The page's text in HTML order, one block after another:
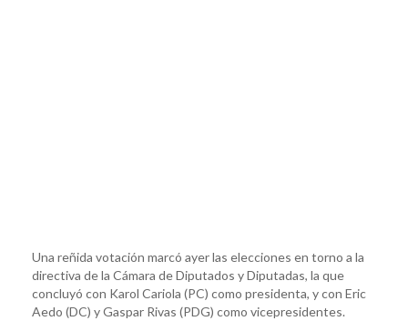
Una reñida votación marcó ayer las elecciones en torno a la
directiva de la Cámara de Diputados y Diputadas, la que
concluyó con Karol Cariola (PC) como presidenta, y con Eric
Aedo (DC) y Gaspar Rivas (PDG) como vicepresidentes.